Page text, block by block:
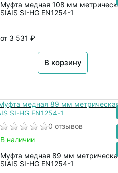
Муфта медная 108 мм
SIAIS SI-HG EN1254-1
от 3 531 ₽
В корзину
0 отзывов
В наличии
Муфта медная 89 мм
SIAIS SI-HG EN1254-1